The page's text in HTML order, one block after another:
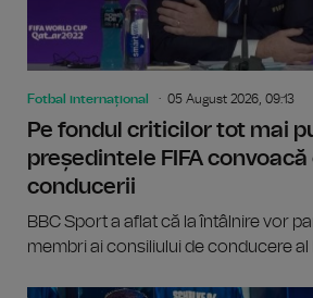
Fotbal internațional 05 August 2026, 09:13
Pe fondul criticilor tot mai
președintele FIFA convoacă
conducerii
BBC Sport a aflat că la întâlnire vor
membri ai consiliului de conducere al